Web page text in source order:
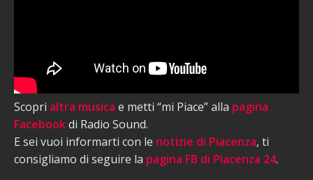
Scopri altra musica e metti “mi Piace” alla pagina
Facebookdi Radio Sound.
E sei vuoi informarti con le notizie di Piacenza, ti
consigliamo di seguire la pagina FB di Piacenza 24.